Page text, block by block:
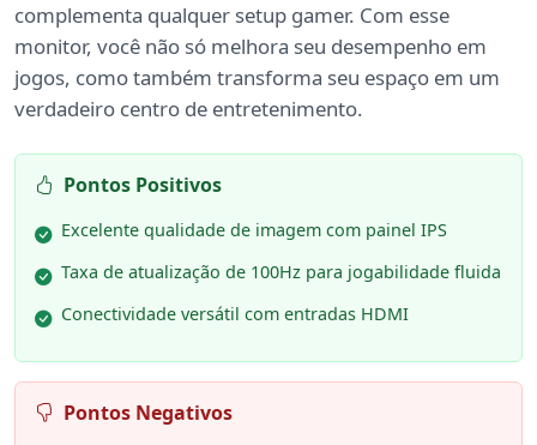
complementa qualquer setup gamer. Com esse
monitor, você não só melhora seu desempenho em
jogos, como também transforma seu espaço em um
verdadeiro centro de entretenimento.
Pontos Positivos
Excelente qualidade de imagem com painel IPS
Taxa de atualização de 100Hz para jogabilidade fluida
Conectividade versátil com entradas HDMI
Pontos Negativos